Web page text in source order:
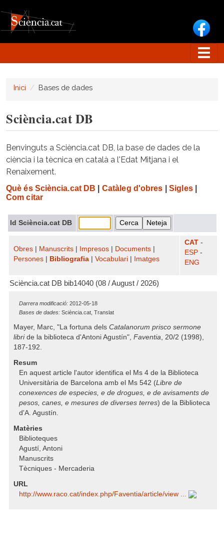
Inici Bases de dades
Sciència.cat DB
Benvinguts a Sciència.cat DB, la base de dades de la
ciència i la tècnica en català a l'Edat Mitjana i el
Renaixement.
Què és Sciència.cat DB Catàleg d'obres Sigles|
Com citar
Id Sciència.cat DB
Obres Manuscrits Impresos Documents
Persones
Bibliografia Vocabulari Imatges
CAT -
ESP -
ENG
Sciència.cat DB bib14040 (08 / August / 2026)
Darrera modificació: 2012-05-18
Bases de dades: Sciència.cat, Translat
Mayer, Marc, "La fortuna dels Catalanorum prisco sermone
libride la biblioteca d'Antoni Agustín", Faventia, 20/2 (1998),
187-192.
Resum
En aquest article l'autor identifica el Ms 4 de la Biblioteca
Universitària de Barcelona amb el Ms 542 (Libre de
conexences de especies, e de drogues, e de avisaments de
pesos, canes, e mesures de diverses terres) de la Biblioteca
d'A. Agustín.
Matèries
Biblioteques
Agustí, Antoni
Manuscrits
Tècniques - Mercaderia
URL
http:/​/​www.raco.cat/​index.php/​Faventia/​article/​view ...